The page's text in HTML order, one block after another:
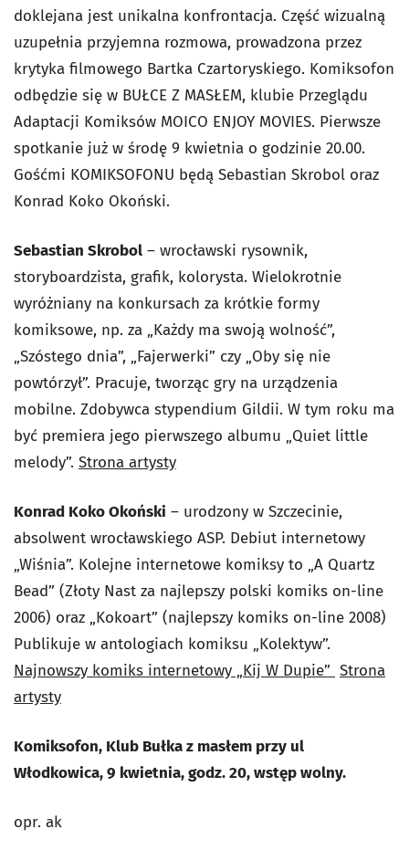
doklejana jest unikalna konfrontacja. Część wizualną
uzupełnia przyjemna rozmowa, prowadzona przez
krytyka filmowego Bartka Czartoryskiego. Komiksofon
odbędzie się w BUŁCE Z MASŁEM, klubie Przeglądu
Adaptacji Komiksów MOICO ENJOY MOVIES. Pierwsze
spotkanie już w środę 9 kwietnia o godzinie 20.00.
Gośćmi KOMIKSOFONU będą Sebastian Skrobol oraz
Konrad Koko Okoński.
Sebastian Skrobol – wrocławski rysownik,
storyboardzista, grafik, kolorysta. Wielokrotnie
wyróżniany na konkursach za krótkie formy
komiksowe, np. za „Każdy ma swoją wolność”,
„Szóstego dnia”, „Fajerwerki” czy „Oby się nie
powtórzył”. Pracuje, tworząc gry na urządzenia
mobilne. Zdobywca stypendium Gildii. W tym roku ma
być premiera jego pierwszego albumu „Quiet little
melody”. Strona artysty
Konrad Koko Okoński – urodzony w Szczecinie,
absolwent wrocławskiego ASP. Debiut internetowy
„Wiśnia”. Kolejne internetowe komiksy to „A Quartz
Bead” (Złoty Nast za najlepszy polski komiks on-line
2006) oraz „Kokoart” (najlepszy komiks on-line 2008)
Publikuje w antologiach komiksu „Kolektyw”.
Najnowszy komiks internetowy „Kij W Dupie” Strona
artysty
Komiksofon, Klub Bułka z masłem przy ul
Włodkowica, 9 kwietnia, godz. 20, wstęp wolny.
opr. ak